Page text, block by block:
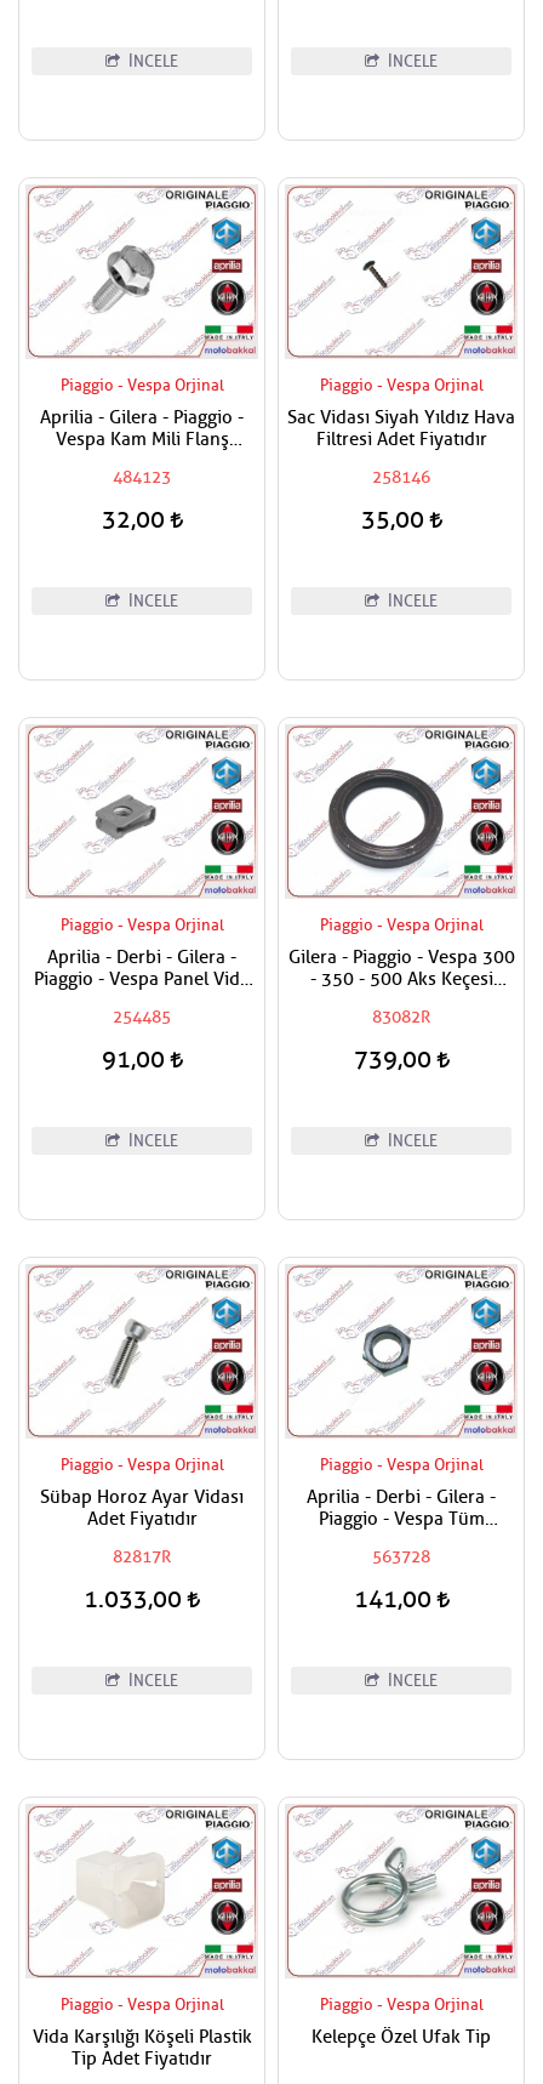
İNCELE İNCELE
Piaggio - Vespa Orjinal
Aprilia - Gilera - Piaggio -
Vespa Kam Mili Flanş
484123
32,00
İNCELE
Piaggio - Vespa Orjinal
Sac Vidası Siyah Yıldız Hava
Filtresi Adet Fiyatıdır
258146
35,00
İNCELE
Piaggio - Vespa Orjinal
Aprilia - Derbi - Gilera -
Piaggio - Vespa Panel Vida
254485
91,00
İNCELE
Piaggio - Vespa Orjinal
Gilera - Piaggio - Vespa 300
- 350 - 500 Aks Keçesi
83082R
739,00
İNCELE
Piaggio - Vespa Orjinal
Sübap Horoz Ayar Vidası
Adet Fiyatıdır
82817R
1.033,00
İNCELE
Piaggio - Vespa Orjinal
Aprilia - Derbi - Gilera -
Piaggio - Vespa Tüm
Tekerlek Somunu
563728
141,00
İNCELE
Piaggio - Vespa Orjinal
Vida Karşılığı Köşeli Plastik
Tip Adet Fiyatıdır
Piaggio - Vespa Orjinal
Kelepçe Özel Ufak Tip